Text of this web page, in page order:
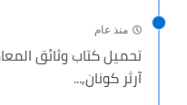
منذ عام
تحميل كتاب وثائق
آرثر كونان,...